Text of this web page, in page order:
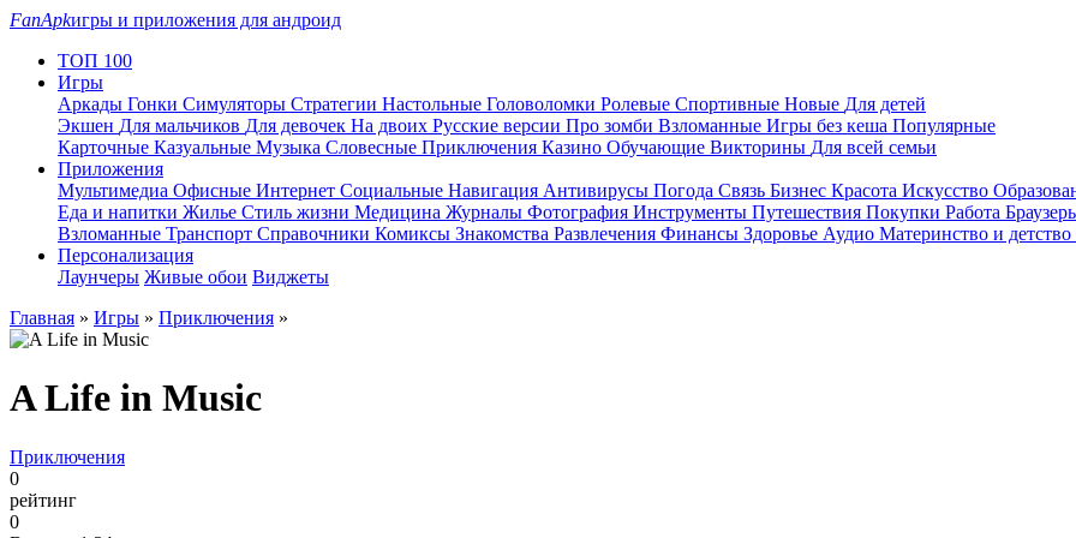
FanApkигры и приложения для андроид
ТОП 100
Игры
Аркады Гонки Симуляторы Стратегии Настольные Головоломки Ролевые Спортивные Новые Для детей
Экшен Для мальчиков Для девочек На двоих Русские версии Про зомби Взломанные Игры без кеша Популярные
Карточные Казуальные Музыка Словесные Приключения Казино Обучающие Викторины Для всей семьи
Приложения
Мультимедиа Офисные Интернет Социальные Навигация Антивирусы Погода Связь Бизнес Красота Искусство
Еда и напитки Жилье Стиль жизни Медицина Журналы Фотография Инструменты Путешествия Покупки Работа
Взломанные Транспорт Справочники Комиксы Знакомства Развлечения Финансы Здоровье Аудио Материнство и детство
Персонализация
Лаунчеры Живые обои Виджеты
Главная » Игры » Приключения »
A Life in Music
Приключения
0
рейтинг
0